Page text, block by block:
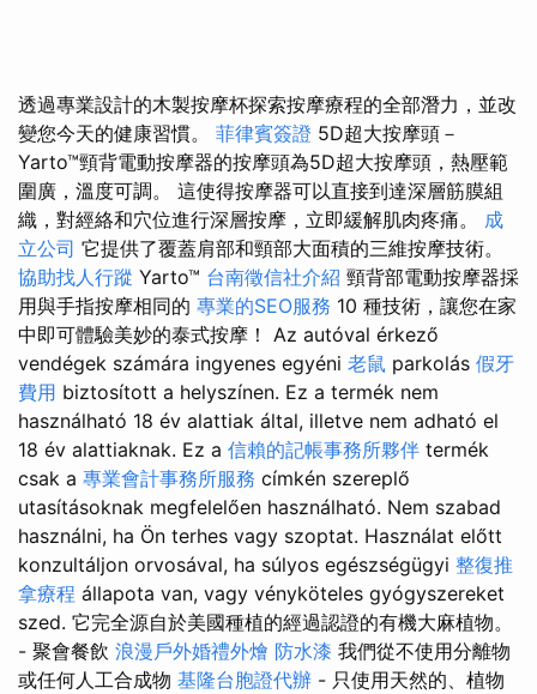
透過專業設計的木製按摩杯探索按摩療程的全部潛力，並改
變您今天的健康習慣。 菲律賓簽證 5D超大按摩頭－
Yarto™頸背電動按摩器的按摩頭為5D超大按摩頭，熱壓範
圍廣，溫度可調。 這使得按摩器可以直接到達深層筋膜組
織，對經絡和穴位進行深層按摩，立即緩解肌肉疼痛。 成
立公司 它提供了覆蓋肩部和頸部大面積的三維按摩技術。
協助找人行蹤 Yarto™ 台南徵信社介紹 頸背部電動按摩器採
用與手指按摩相同的 專業的SEO服務 10 種技術，讓您在家
中即可體驗美妙的泰式按摩！ Az autóval érkező
vendégek számára ingyenes egyéni 老鼠 parkolás 假牙
費用 biztosított a helyszínen. Ez a termék nem
használható 18 év alattiak által, illetve nem adható el
18 év alattiaknak. Ez a 信賴的記帳事務所夥伴 termék
csak a 專業會計事務所服務 címkén szereplő
utasításoknak megfelelően használható. Nem szabad
használni, ha Ön terhes vagy szoptat. Használat előtt
konzultáljon orvosával, ha súlyos egészségügyi 整復推
拿療程 állapota van, vagy vényköteles gyógyszereket
szed. 它完全源自於美國種植的經過認證的有機大麻植物。
- 聚會餐飲 浪漫戶外婚禮外燴 防水漆 我們從不使用分離物
或任何人工合成物 基隆台胞證代辦 - 只使用天然的、植物